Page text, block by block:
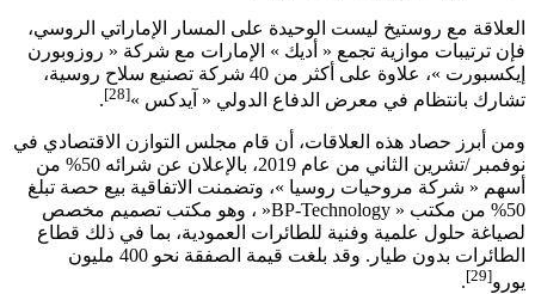
العلاقة مع روستيخ ليست الوحيدة على المسار الإماراتي الروسي،
فإن ترتيبات موازية تجمع « أديك » الإمارات مع شركة « روزوبورن
إيكسبورت »، علاوة على أكثر من 40 شركة تصنيع سلاح روسية،
تشارك بانتظام في معرض الدفاع الدولي « آيدكس »[28]
.
ومن أبرز حصاد هذه العلاقات، أن قام مجلس التوازن الاقتصادي في
نوفمبر /تشرين الثاني من عام 2019، بالإعلان عن شرائه 50% من
أسهم « شركة مروحيات روسيا »، وتضمنت الاتفاقية بيع حصة تبلغ
50% من مكتب «
BP-Technology« ، وهو مكتب تصميم مخصص
لصياغة حلول علمية وفنية للطائرات العمودية، بما في ذلك قطاع
الطائرات بدون طيار. وقد بلغت قيمة الصفقة نحو 400 مليون
يورو[29]
.